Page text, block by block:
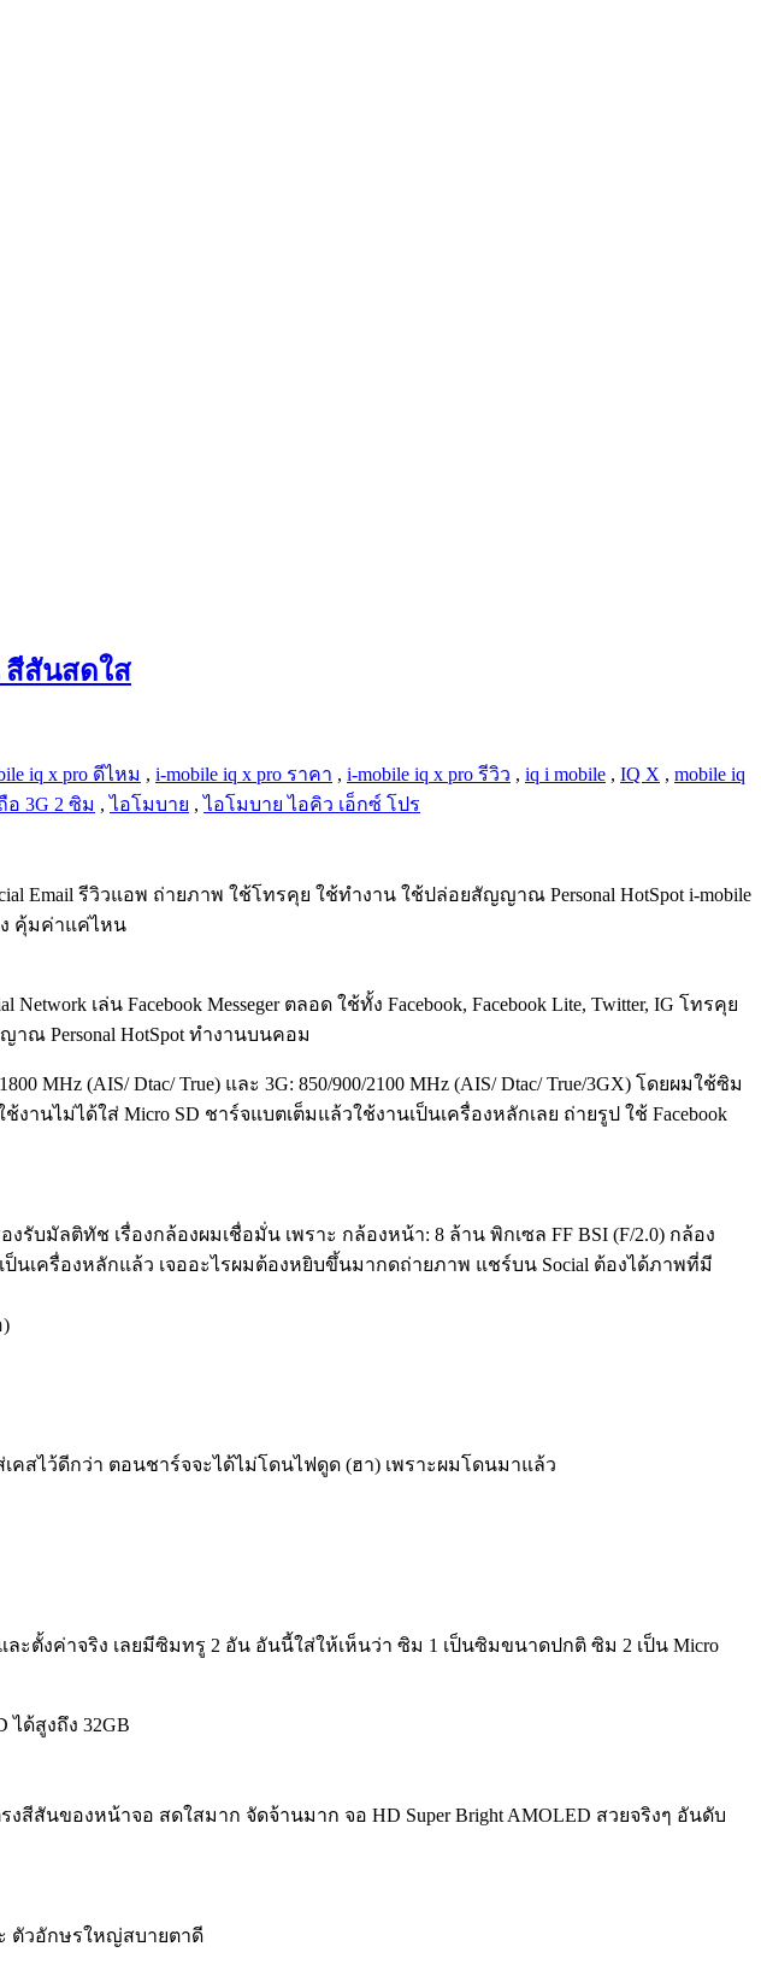
สีสันสดใส
iq x pro ดีไหม , i-mobile iq x pro ราคา , i-mobile iq x pro รีวิว , iq i mobile , IQ X , mobile iq
อ 3G 2 ซิม ,ไอโมบาย ,ไอโมบาย ไอคิว เอ็กซ์ โปร
Email รีวิวแอพ ถ่ายภาพ ใช้โทรคุย ใช้ทำงาน ใช้ปล่อยสัญญาณ Personal HotSpot i-mobile
ง คุ้มค่าแค่ไหน
เล่น Facebook Messeger ตลอด ใช้ทั้ง Facebook, Facebook Lite, Twitter, IG โทรคุย
ณ Personal HotSpot ทำงานบนคอม
(AIS/ Dtac/ True) และ 3G: 850/900/2100 MHz (AIS/ Dtac/ True/3GX) โดยผมใช้ซิม
านไม่ได้ใส่ Micro SD ชาร์จแบตเต็มแล้วใช้งานเป็นเครื่องหลักเลย ถ่ายรูป ใช้ Facebook
รับมัลติทัช เรื่องกล้องผมเชื่อมั่น เพราะ กล้องหน้า: 8 ล้าน พิกเซล FF BSI (F/2.0) กล้อง
นเครื่องหลักแล้ว เจออะไรผมต้องหยิบขึ้นมากดถ่ายภาพ แชร์บน Social ต้องได้ภาพที่มี
)
คสไว้ดีกว่า ตอนชาร์จจะได้ไม่โดนไฟดูด (ฮา) เพราะผมโดนมาแล้ว
ตั้งค่าจริง เลยมีซิมทรู 2 อัน อันนี้ใส่ให้เห็นว่า ซิม 1 เป็นซิมขนาดปกติ ซิม 2 เป็น Micro
ด้สูงถึง 32GB
สันของหน้าจอ สดใสมาก จัดจ้านมาก จอ HD Super Bright AMOLED สวยจริงๆ อันดับ
ะ ตัวอักษรใหญ่สบายตาดี